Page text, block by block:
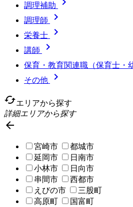
調理補助
調理師 
栄養士 
講師 
保育・教育関連職（保育士・
その他

cachedエリアから探す
詳細エリアから探す

宮崎市
都城市
延岡市
日南市
小林市
日向市
串間市
西都市
えびの市
三股町
高原町
国富町